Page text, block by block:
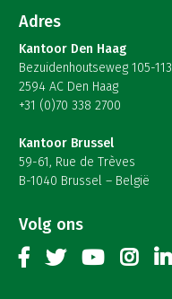
Adres
Kantoor Den Haag
Bezuidenhoutseweg 105-113
2594 AC Den Haag
+31 (0)70 338 2700
Kantoor Brussel
59-61, Rue de Trèves
B-1040 Brussel – België
Volg ons